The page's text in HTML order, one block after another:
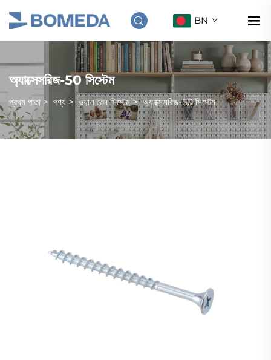
BN
অ্যাক্সেসরিজ-50 সিস্টেম
প্রথম পাতা > পণ্য > ওয়াল রেল সিস্টেম>অ্যাক্সেসরিজ-50 সিস্টেম